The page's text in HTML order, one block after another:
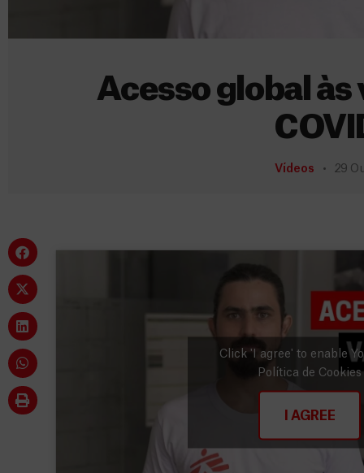
Acesso global às
Vídeos 29
Click 'I agree' to enable
Política de Cookies
I AGREE